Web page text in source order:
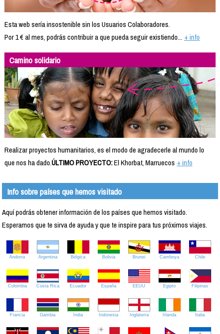
Esta web sería insostenible sin los Usuarios Colaboradores.
Por 1 € al mes, podrás contribuir a que pueda seguir existiendo... + info
Camino solidario
Realizar proyectos humanitarios, es el modo de agradecerle al mundo lo
que nos ha dado.ÚLTIMO PROYECTO:El Khorbat, Marruecos + info
Info sobre países que hemos visitado
Aquí podrás obtener información de los países que hemos visitado.
Esperamos que te sirva de ayuda y que te inspire para tus próximos viajes.
Andorra Argentina Bélgica Bolivia Brunei Camboya Chile
Colombia Costa Rica Ecuador España EEUU Egipto Filipinas
Francia Gambia India Indonesia Inglaterra Irlanda Italia